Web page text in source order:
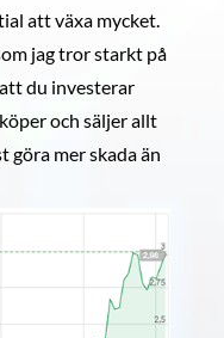
att växa mycket.
jag tror starkt på
du investerar
och säljer allt
mer skada än